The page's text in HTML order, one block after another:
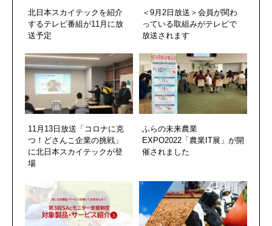
北日本スカイテックを紹介
するテレビ番組が11月に放
送予定
＜9月2日放送＞会員が関わ
っている取組みがテレビで
放送されます
11月13日放送「コロナに克
つ！どさんこ企業の挑戦」
に北日本スカイテックが登
場
ふらの未来農業
EXPO2022「農業IT展」が開
催されました